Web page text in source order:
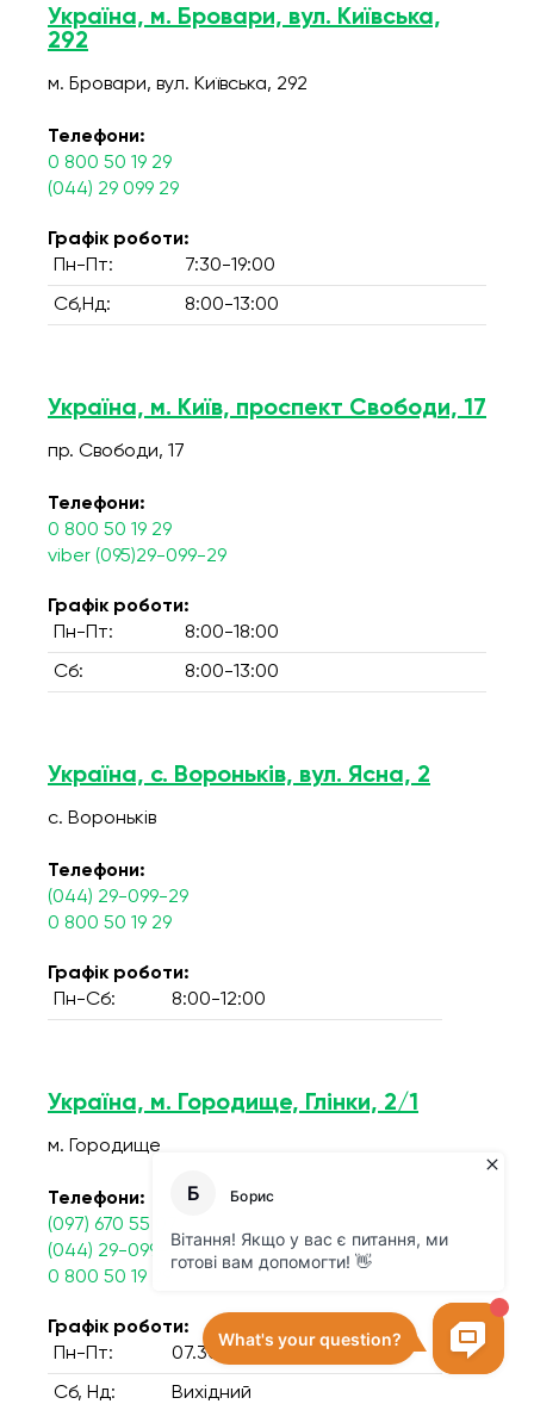
Україна, м. Бровари, вул. Київська,
292
м. Бровари, вул. Київська, 292
Телефони:
0 800 50 19 29
(044) 29 099 29
Графік роботи:
Пн-Пт:
7:30-19:00
Сб,Нд: 8:00-13:00
Україна, м. Київ, проспект Свободи, 17
пр. Свободи, 17
Телефони:
0 800 50 19 29
viber (095)29-099-29
Графік роботи:
Пн-Пт:
8:00-18:00
Сб: 8:00-13:00
Україна, с. Вороньків, вул. Ясна, 2
с. Вороньків
Телефони:
(044) 29-099-29
0 800 50 19 29
Графік роботи:
Пн-Сб:
8:00-12:00
Україна, м. Городище, Глінки, 2/1
м. Городище
Телефони:
(097) 670 55 07
(044) 29-099-29
0 800 50 19 29
Графік роботи:
Пн-Пт:
07.30 - 14.00
Сб, Нд: Вихідний